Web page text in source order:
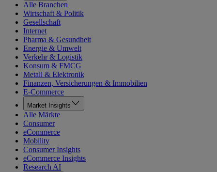
Alle Branchen
Wirtschaft & Politik
Gesellschaft
Internet
Pharma & Gesundheit
Energie & Umwelt
Verkehr & Logistik
Konsum & FMCG
Metall & Elektronik
Finanzen, Versicherungen & Immobilien
E-Commerce
Market Insights
Alle Märkte
Consumer
eCommerce
Mobility
Consumer Insights
eCommerce Insights
Research AI